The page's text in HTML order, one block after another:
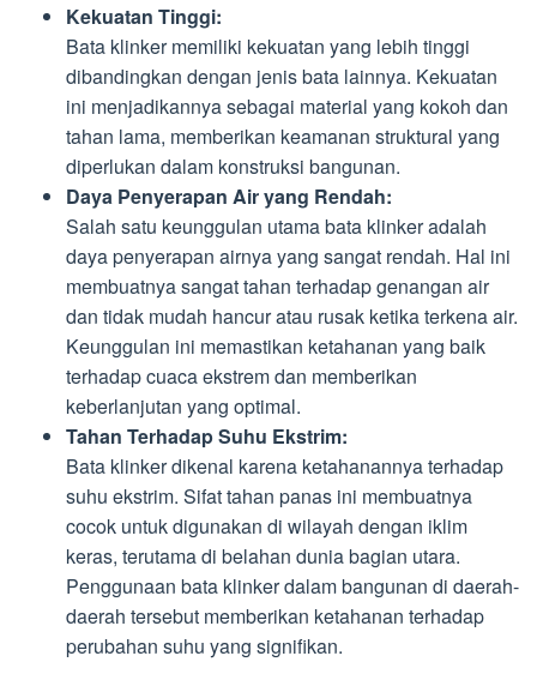
Kekuatan Tinggi:
Bata klinker memiliki kekuatan yang lebih tinggi
dibandingkan dengan jenis bata lainnya. Kekuatan
ini menjadikannya sebagai material yang kokoh dan
tahan lama, memberikan keamanan struktural yang
diperlukan dalam konstruksi bangunan.
Daya Penyerapan Air yang Rendah:
Salah satu keunggulan utama bata klinker adalah
daya penyerapan airnya yang sangat rendah. Hal ini
membuatnya sangat tahan terhadap genangan air
dan tidak mudah hancur atau rusak ketika terkena air.
Keunggulan ini memastikan ketahanan yang baik
terhadap cuaca ekstrem dan memberikan
keberlanjutan yang optimal.
Tahan Terhadap Suhu Ekstrim:
Bata klinker dikenal karena ketahanannya terhadap
suhu ekstrim. Sifat tahan panas ini membuatnya
cocok untuk digunakan di wilayah dengan iklim
keras, terutama di belahan dunia bagian utara.
Penggunaan bata klinker dalam bangunan di daerah-
daerah tersebut memberikan ketahanan terhadap
perubahan suhu yang signifikan.